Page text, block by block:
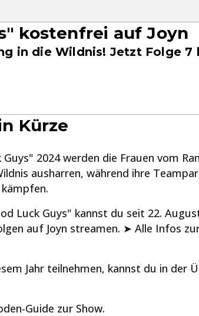
kostenfrei auf Joyn
in die Wildnis! Jetzt Folge 7
Kürze
Guys" 2024 werden die Frauen vom
ausharren, während ihre
Luck Guys" kannst du seit 22.
auf Joyn streamen. ➤ Alle Infos
Jahr teilnehmen, kannst du in der
Guide zur Show.